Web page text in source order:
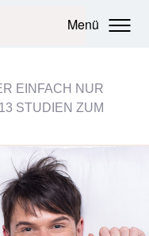
Menü
EINFACH NUR
STUDIEN ZUM